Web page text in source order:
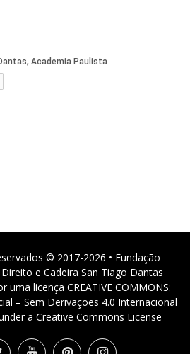
© 2017-2026 • Fundação
e Cadeira San Tiago Dantas
uma licença CREATIVE COMMONS:
– Sem Derivações 4.0 Internacional
a Creative Commons License